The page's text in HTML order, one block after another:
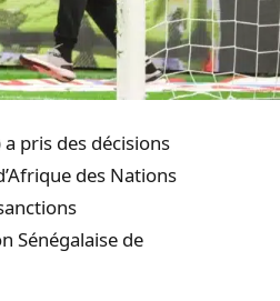
pris des décisions
des Nations
Sénégalaise de